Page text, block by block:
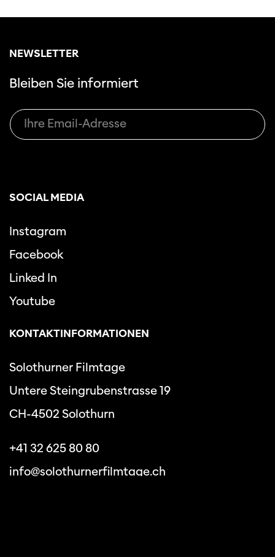
verwenden Sie einen anderen Browser.
NEWSLETTER
Bleiben Sie informiert
SOCIAL MEDIA
Instagram
Facebook
Linked In
Youtube
KONTAKTINFORMATIONEN
Solothurner Filmtage
Untere Steingrubenstrasse 19
CH-4502 Solothurn
+41 32 625 80 80
info@solothurnerfilmtage.ch